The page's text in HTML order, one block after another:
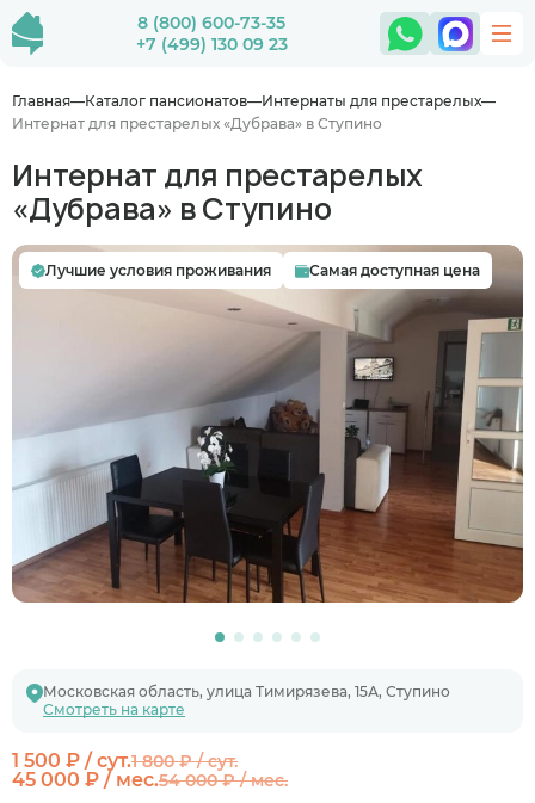
8 (800) 600-73-35
+7 (499) 130 09 23
Главная Каталог пансионатов
Интернаты для престарелых
Интернат для престарелых «Дубрава» в Ступино
Интернат для престарелых
«Дубрава» в Ступино
Московская область, улица Тимирязева, 15А, Ступино
Смотреть на карте
1 500 ₽ / сут.1 800 ₽ / сут.
45 000 ₽ / мес.54 000 ₽ / мес.
Лучшие условия проживания Самая доступная цена